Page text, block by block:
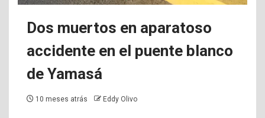
Dos muertos en aparatoso
accidente en el puente blanco
de Yamasá
10 meses atrás Eddy Olivo